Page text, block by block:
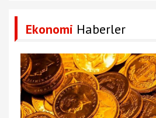
Ekonomi Haberler